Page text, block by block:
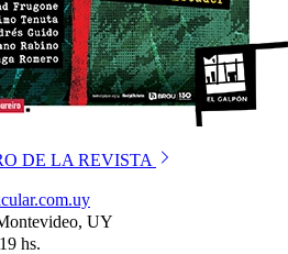
DE LA REVISTA
UY
hs.